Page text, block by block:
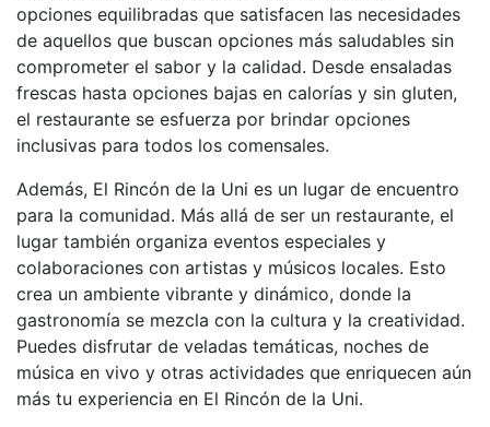
opciones equilibradas que satisfacen las necesidades
de aquellos que buscan opciones más saludables sin
comprometer el sabor y la calidad. Desde ensaladas
frescas hasta opciones bajas en calorías y sin gluten,
el restaurante se esfuerza por brindar opciones
inclusivas para todos los comensales.
Además, El Rincón de la Uni es un lugar de encuentro
para la comunidad. Más allá de ser un restaurante, el
lugar también organiza eventos especiales y
colaboraciones con artistas y músicos locales. Esto
crea un ambiente vibrante y dinámico, donde la
gastronomía se mezcla con la cultura y la creatividad.
Puedes disfrutar de veladas temáticas, noches de
música en vivo y otras actividades que enriquecen aún
más tu experiencia en El Rincón de la Uni.